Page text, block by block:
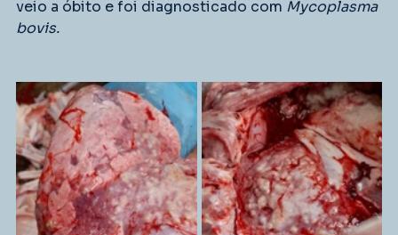
veio a óbito e foi diagnosticado com Mycoplasma
bovis.